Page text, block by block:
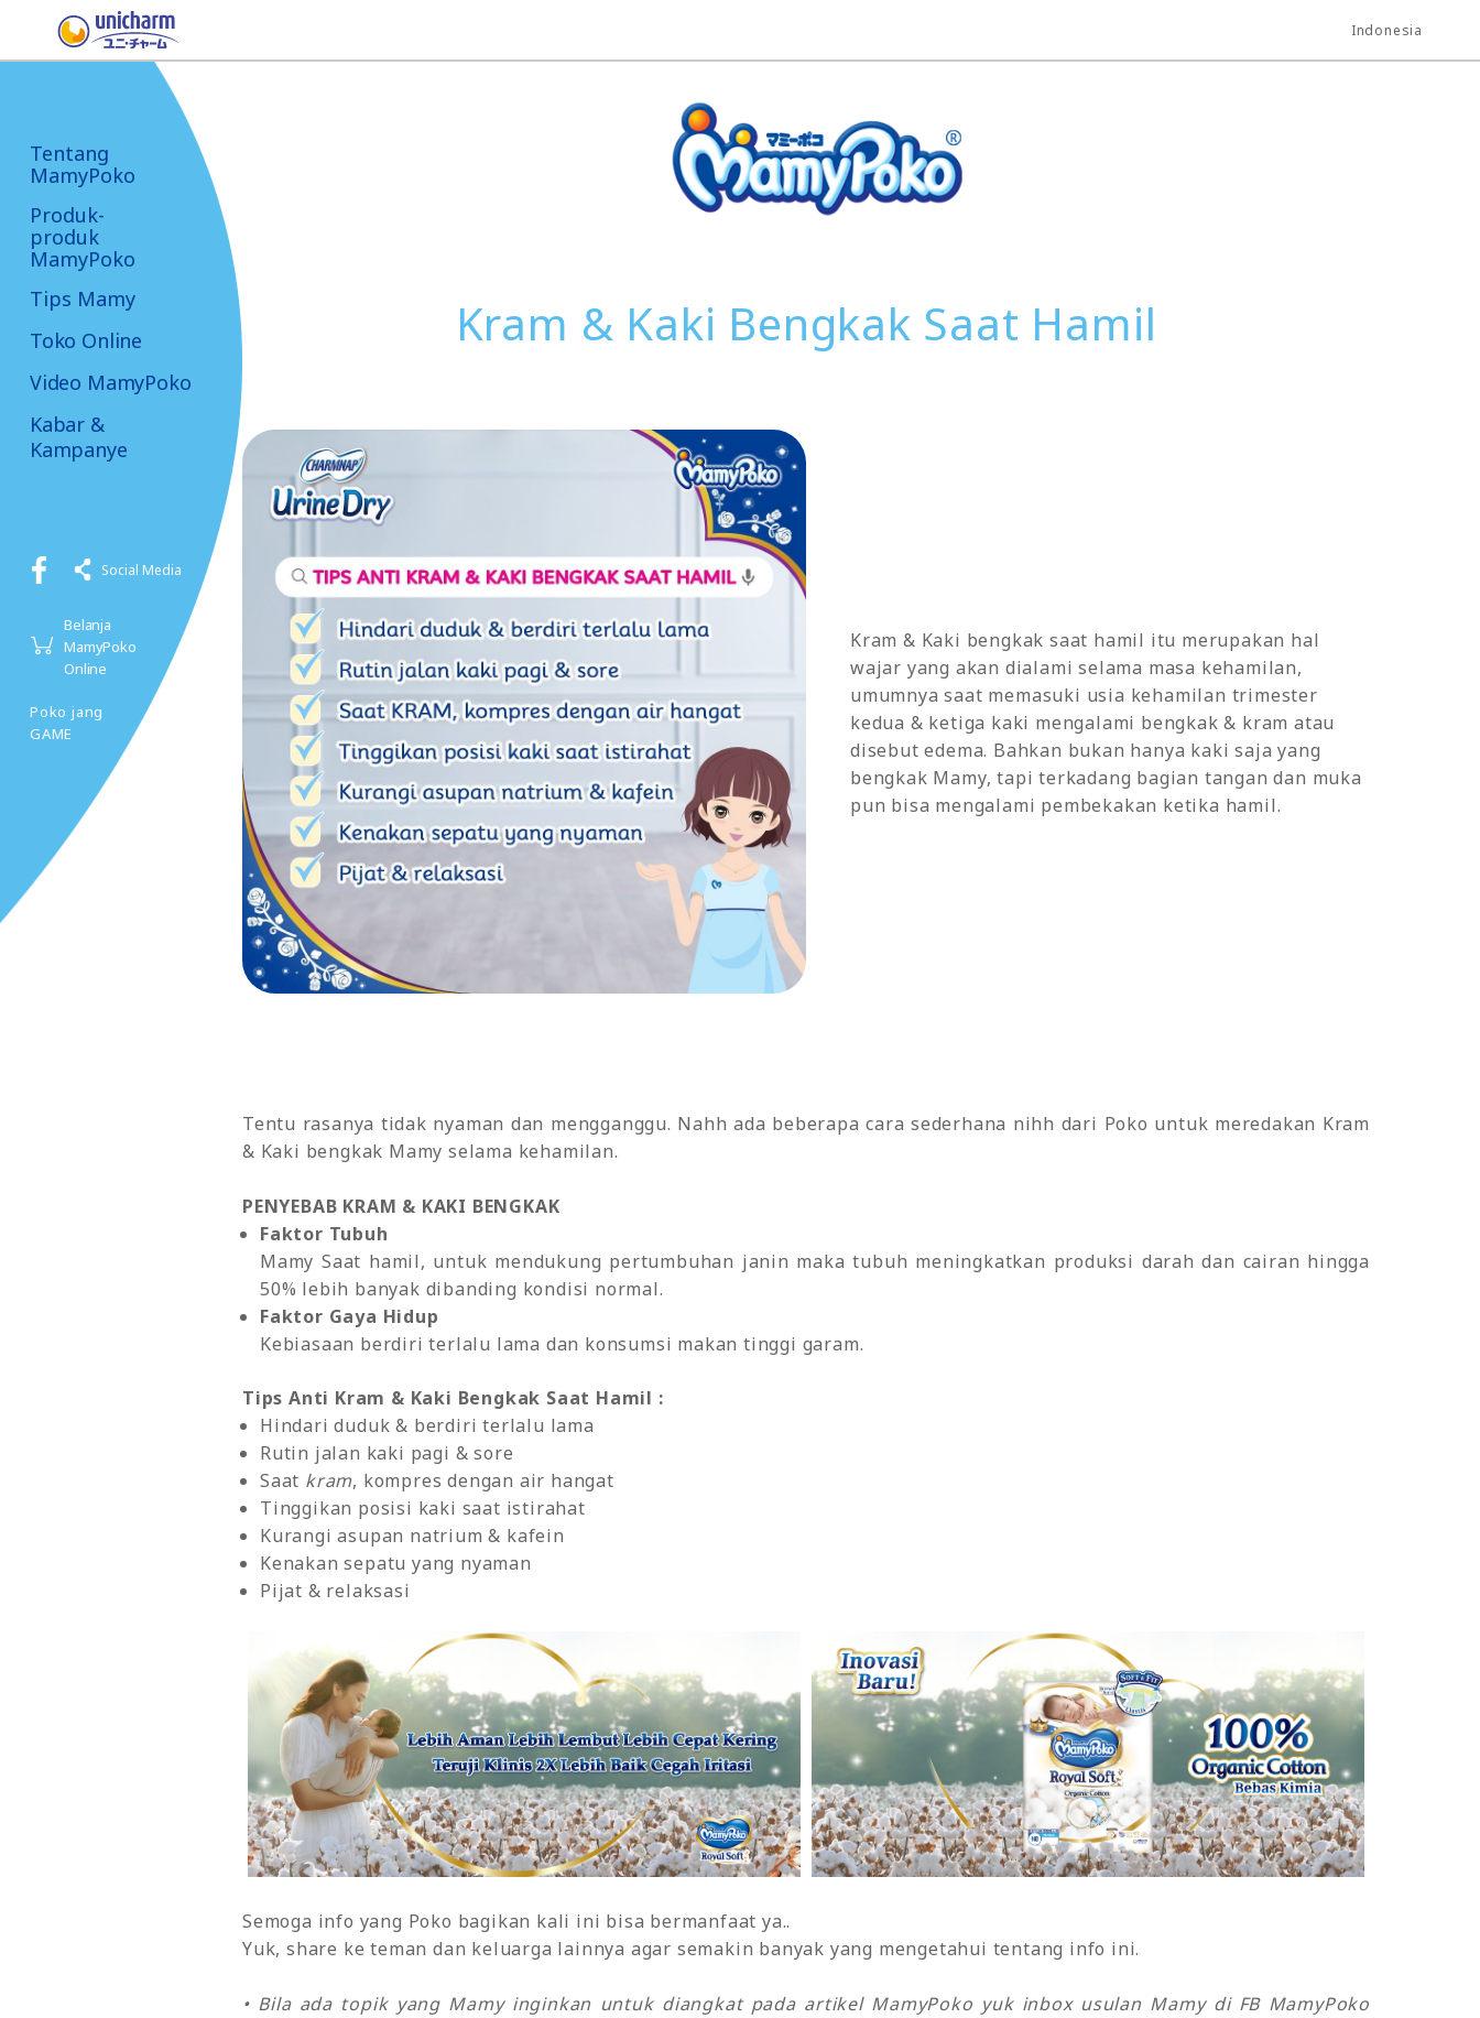
Indonesia
Tentang
MamyPoko
Produk-
produk
MamyPoko
Tips Mamy
Toko Online
Video MamyPoko
Kabar &
Kampanye
Social Media
Belanja
MamyPoko
Online
Poko jang
GAME
Kram & Kaki Bengkak Saat Hamil
Kram & Kaki bengkak saat hamil itu merupakan hal
wajar yang akan dialami selama masa kehamilan,
umumnya saat memasuki usia kehamilan trimester
kedua & ketiga kaki mengalami bengkak & kram atau
disebut edema. Bahkan bukan hanya kaki saja yang
bengkak Mamy, tapi terkadang bagian tangan dan muka
pun bisa mengalami pembekakan ketika hamil.
Tentu rasanya tidak nyaman dan mengganggu. Nahh ada beberapa cara sederhana nihh dari Poko untuk meredakan Kram
& Kaki bengkak Mamy selama kehamilan.
PENYEBAB KRAM & KAKI BENGKAK
Faktor Tubuh
Mamy Saat hamil, untuk mendukung pertumbuhan janin maka tubuh meningkatkan produksi darah dan cairan hingga
50% lebih banyak dibanding kondisi normal.
Faktor Gaya Hidup
Kebiasaan berdiri terlalu lama dan konsumsi makan tinggi garam.
Tips Anti Kram & Kaki Bengkak Saat Hamil :
Hindari duduk & berdiri terlalu lama
Rutin jalan kaki pagi & sore
Saat kram, kompres dengan air hangat
Tinggikan posisi kaki saat istirahat
Kurangi asupan natrium & kafein
Kenakan sepatu yang nyaman
Pijat & relaksasi
Semoga info yang Poko bagikan kali ini bisa bermanfaat ya..
Yuk, share ke teman dan keluarga lainnya agar semakin banyak yang mengetahui tentang info ini.
• Bila ada topik yang Mamy inginkan untuk diangkat pada artikel MamyPoko yuk inbox usulan Mamy di FB MamyPoko